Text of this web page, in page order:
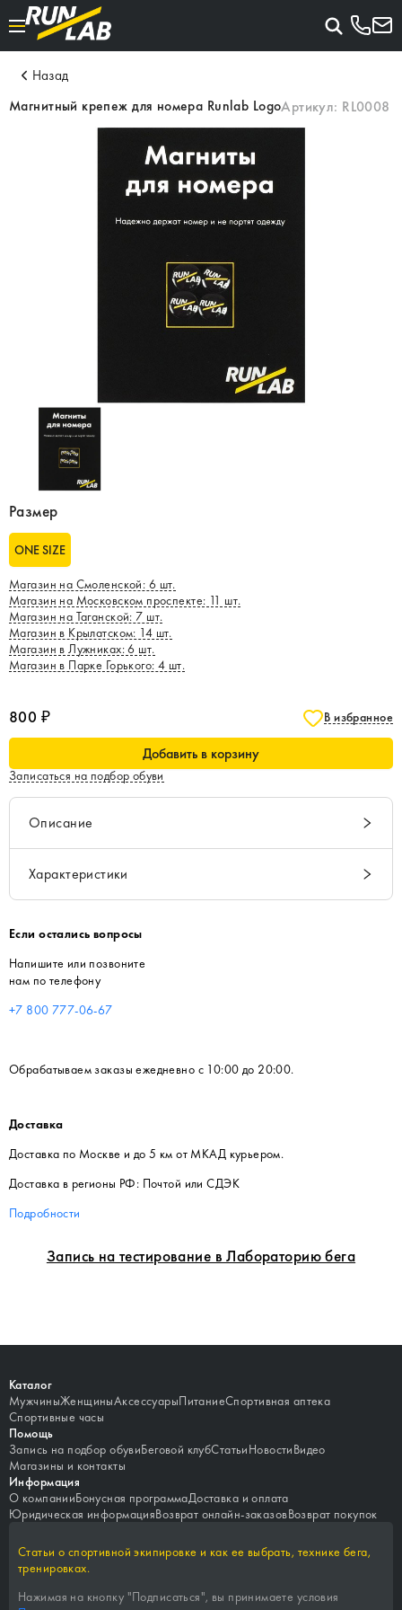
Назад
Магнитный крепеж для номера Runlab LogoАртикул: RL0008
Запись на тестирование в Лабораторию бега
Размер
ONE SIZE
Магазин на Смоленской: 6 шт.
Магазин на Московском проспекте: 11 шт.
Магазин на Таганской: 7 шт.
Магазин в Крылатском: 14 шт.
Магазин в Лужниках:6 шт.
Магазин в Парке Горького: 4 шт.
800 ₽ В избранное
Добавить в корзину
Записаться на подбор обуви
Описание
Характеристики
Если остались вопросы
Напишите или позвоните
нам по телефону
+7 800 777-06-67
Обрабатываем заказы ежедневно с 10:00 до 20:00.
Доставка
Доставка по Москве и до 5 км от МКАД курьером.
Доставка в регионы РФ: Почтой или СДЭК
Подробности
Каталог
МужчиныЖенщиныАксессуарыПитаниеСпортивная аптека
Спортивные часы
Помощь
Запись на подбор обувиБеговой клубСтатьиНовостиВидео
Магазины и контакты
Информация
О компанииБонусная программаДоставка и оплата
Юридическая информацияВозврат онлайн-заказовВозврат покупок
Статьи о спортивной экипировке и как ее выбрать, технике бега,
тренировках.
Нажимая на кнопку "Подписаться", вы принимаете условия